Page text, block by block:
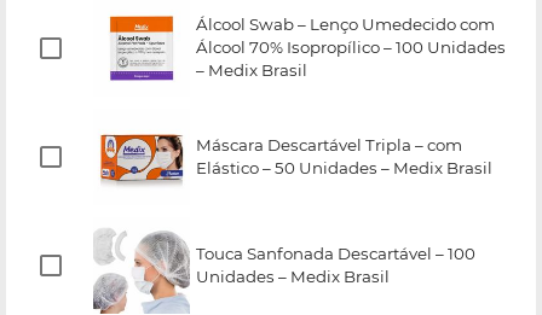
Álcool Swab – Lenço Umedecido com
Álcool 70% Isopropílico – 100 Unidades
– Medix Brasil
Máscara Descartável Tripla – com
Elástico – 50 Unidades – Medix Brasil
Touca Sanfonada Descartável – 100
Unidades – Medix Brasil